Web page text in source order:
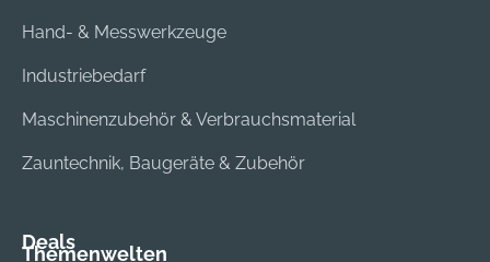
Hand- & Messwerkzeuge
Industriebedarf
Maschinenzubehör & Verbrauchsmaterial
Zauntechnik, Baugeräte & Zubehör
Deals
Themenwelten